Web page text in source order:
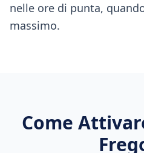
nelle ore di punta,
massimo.
Come